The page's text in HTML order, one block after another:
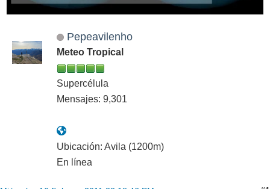
Pepeavilenho
Meteo Tropical
Supercélula
Mensajes: 9,301
Ubicación: Avila (1200m)
En línea